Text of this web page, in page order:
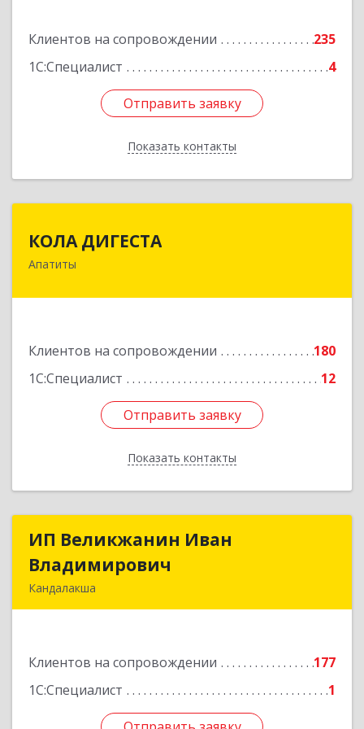
Клиентов на сопровождении
235
1С:Специалист
4
Отправить заявку
Показать контакты
Отправить заявку
Назад
КОЛА ДИГЕСТА
Апатиты
Клиентов на сопровождении
180
1С:Специалист
12
Отправить заявку
Показать контакты
Отправить заявку
Назад
ИП Великжанин Иван
Владимирович
Кандалакша
Клиентов на сопровождении
177
1С:Специалист
1
ИП Великжанин Иван
Подробнее